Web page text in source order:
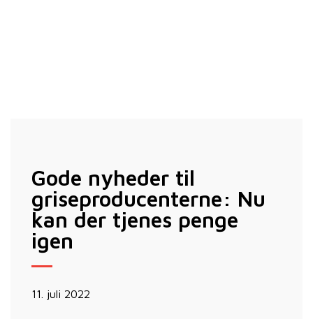
Gode nyheder til
griseproducenterne: Nu
kan der tjenes penge
igen
11. juli 2022